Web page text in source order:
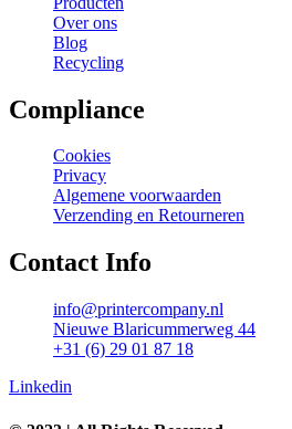
Over ons
Blog
Recycling
Compliance
Cookies
Privacy
Algemene voorwaarden
Verzending en Retourneren
Contact Info
info@printercompany.nl
Nieuwe Blaricummerweg 44
+31 (6) 29 01 87 18
Linkedin